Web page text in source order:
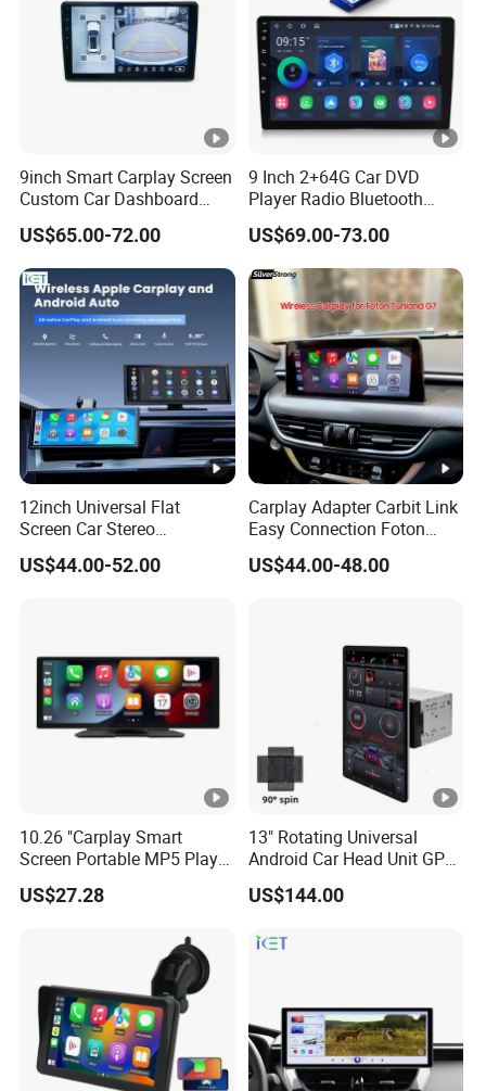
9inch Smart Carplay Screen
Custom Car Dashboard
Frame for Auto Radio
Installation
US$65.00-72.00
9 Inch 2+64G Car DVD
Player Radio Bluetooth
Stereo Screen Car Stereo
US$69.00-73.00
12inch Universal Flat
Screen Car Stereo
Multimedia Player Portable
Car Smart Screen Wireless
US$44.00-52.00
Carplay Adapter Carbit Link
Easy Connection Foton
Tunland G7
US$44.00-48.00
10.26 "Carplay Smart
Screen Portable MP5 Player
Android Auto Wireless
Carplay Portable Screen
US$27.28
13" Rotating Universal
Android Car Head Unit GPS
Navigation Radio Player
US$144.00